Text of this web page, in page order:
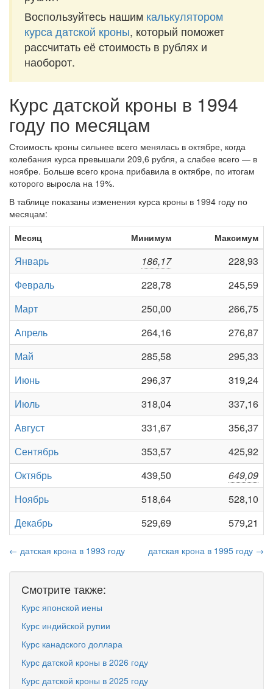
Воспользуйтесь нашим калькулятором
курса датской кроны, который поможет
рассчитать её стоимость в рублях и
наоборот.
Курс датской кроны в 1994
году по месяцам
Стоимость кроны сильнее всего менялась в октябре, когда
колебания курса превышали 209,6 рубля, а слабее всего — в
ноябре. Больше всего крона прибавила в октябре, по итогам
которого выросла на 19%.
В таблице показаны изменения курса кроны в 1994 году по
месяцам:
Месяц
Минимум Максимум
Январь 186,17
228,93
Февраль
228,78
245,59
Март
250,00
266,75
Апрель
264,16
276,87
Май
285,58
295,33
Июнь
296,37
319,24
Июль
318,04
337,16
Август
331,67
356,37
Сентябрь
353,57
425,92
Октябрь
439,50
649,09
Ноябрь
518,64
528,10
Декабрь
529,69 579,21
← датская крона в 1993 году датская крона в 1995 году →
Смотрите также:
Курс японской иены
Курс индийской рупии
Курс канадского доллара
Курс датской кроны в 2026 году
Курс датской кроны в 2025 году